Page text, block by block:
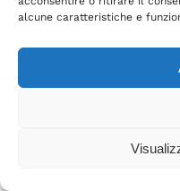
alcune caratteristiche e